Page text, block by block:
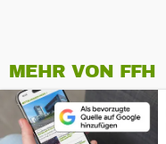
MEHR VON FFH